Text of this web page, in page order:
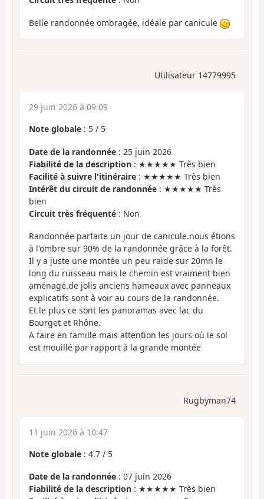
Belle randonnée ombragée, idéale par canicule
Utilisateur 14779995
29 juin 2026 à 09:09
Note globale : 5 / 5
Date de la randonnée : 25 juin 2026
Fiabilité de la description : ★★★★★ Très bien
Facilité à suivre l'itinéraire : ★★★★★ Très bien
Intérêt du circuit de randonnée : ★★★★★ Très
bien
Circuit très fréquenté : Non
Randonnée parfaite un jour de canicule.nous étions
à l'ombre sur 90% de la randonnée grâce à la forêt.
Il y a juste une montée un peu raide sur 20mn le
long du ruisseau mais le chemin est vraiment bien
aménagé.de jolis anciens hameaux avec panneaux
explicatifs sont à voir au cours de la randonnée.
Et le plus ce sont les panoramas avec lac du
Bourget et Rhône.
A faire en famille mais attention les jours où le sol
est mouillé par rapport à la grande montée
Rugbyman74
11 juin 2026 à 10:47
Note globale : 4.7 / 5
Date de la randonnée : 07 juin 2026
Fiabilité de la description : ★★★★★ Très bien